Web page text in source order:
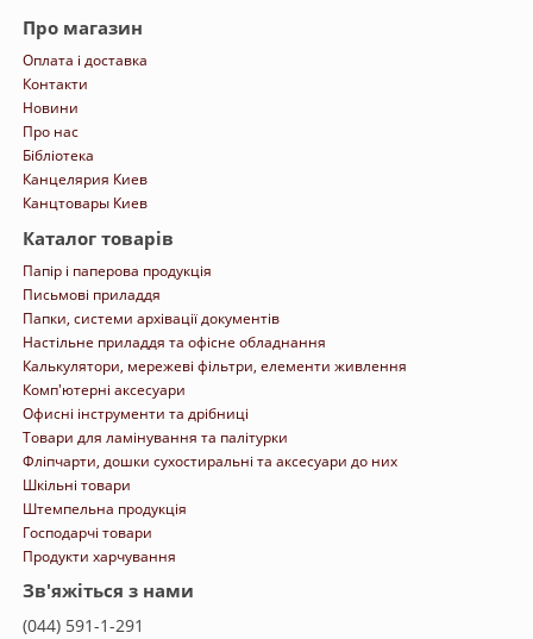
Про магазин
Оплата і доставка
Контакти
Новини
Про нас
Бібліотека
Канцелярия Киев
Канцтовары Киев
Каталог товарів
Папір і паперова продукція
Письмові приладдя
Папки, системи архівації документів
Настільне приладдя та офісне обладнання
Калькулятори, мережеві фільтри, елементи живлення
Комп'ютерні аксесуари
Офисні інструменти та дрібниці
Товари для ламінування та палітурки
Фліпчарти, дошки сухостиральні та аксесуари до них
Шкільні товари
Штемпельна продукція
Господарчі товари
Продукти харчування
Зв'яжіться з нами
(044) 591-1-291